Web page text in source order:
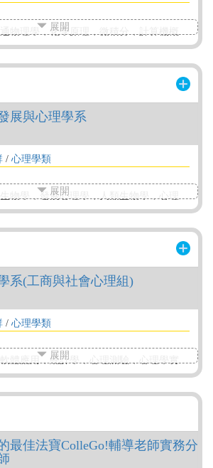
學(必修10選3課程)，生物學特論(一)(必修
特論(二)(必修10選3課程)，生命科學實
數學(必修12選3課程)，線性代數(必修12
物遺傳變異的酵母菌模式操作，科學文
室實務訓練，系列資訊課程
物理學，化學原理，微積分，計算機概
化學原理實驗，生涯發展與學習，抽象
，模擬系統與數據分析，生化及細胞生
學實驗，生物統計學，量化數據分析，計
有機化學
命科學總論，系列資訊課程
展開
展與心理學系
/ 心理學類
物學，發展心理學，人類生物學，心理
學，心理測驗，生涯想像與探索，人類
來趨勢與生涯實踐，認知心理學，專業
展開
系(工商與社會心理組)
/ 心理學類
體應用，統計學，心理測驗，心理學實
認知心理學，性格心理學，社會心理
二，工商心理學導論，人力資源管理，
心理學，消費科學與零售，職場健康與
售，生涯發展與規劃
展開
最佳法寶ColleGo!輔導老師實務分